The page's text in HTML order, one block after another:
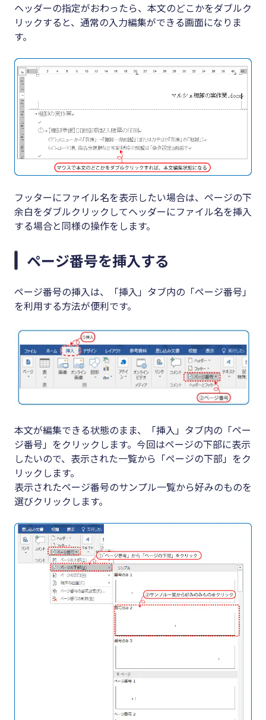
ヘッダーの指定がおわったら、本文のどこかをダブルク
リックすると、通常の入力編集ができる画面になりま
す。
フッターにファイル名を表示したい場合は、ページの下
余白をダブルクリックしてヘッダーにファイル名を挿入
する場合と同様の操作をします。
ページ番号を挿入する
ページ番号の挿入は、「挿入」タブ内の「ページ番号」
を利用する方法が便利です。
本文が編集できる状態のまま、「挿入」タブ内の「ペー
ジ番号」をクリックします。今回はページの下部に表示
したいので、表示された一覧から「ページの下部」をク
リックします。
表示されたページ番号のサンプル一覧から好みのものを
選びクリックします。